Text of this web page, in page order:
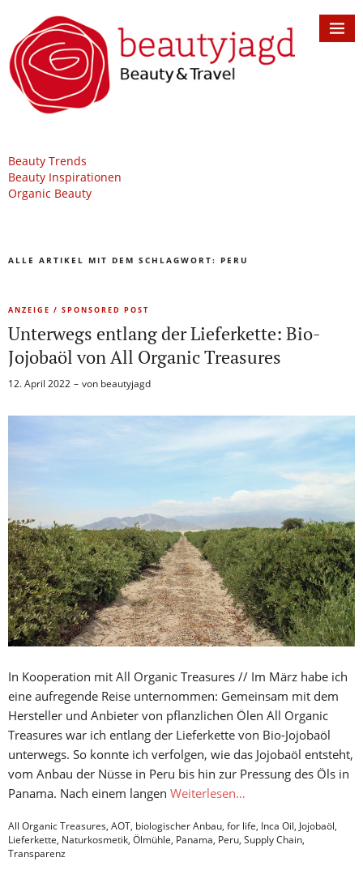
Beauty Trends
Beauty Inspirationen
Organic Beauty
ALLE ARTIKEL MIT DEM SCHLAGWORT: PERU
ANZEIGE / SPONSORED POST
Unterwegs entlang der Lieferkette: Bio-
Jojobaöl von All Organic Treasures
12. April 2022 von beautyjagd
In Kooperation mit All Organic Treasures // Im März habe ich
eine aufregende Reise unternommen: Gemeinsam mit dem
Hersteller und Anbieter von pflanzlichen Ölen All Organic
Treasures war ich entlang der Lieferkette von Bio-Jojobaöl
unterwegs. So konnte ich verfolgen, wie das Jojobaöl entsteht,
vom Anbau der Nüsse in Peru bis hin zur Pressung des Öls in
Panama. Nach einem langen Weiterlesen…
All Organic Treasures, AOT, biologischer Anbau, for life, Inca Oil, Jojobaöl,
Lieferkette, Naturkosmetik, Ölmühle, Panama, Peru, Supply Chain,
Transparenz